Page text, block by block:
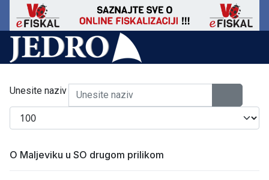
Unesite naziv
Prikaži broj
O Maljeviku u SO drugom prilikom